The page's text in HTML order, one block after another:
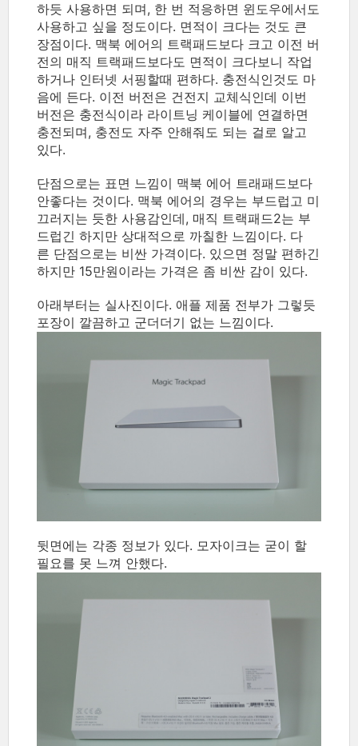
하듯 사용하면 되며, 한 번 적응하면 윈도우에서도
사용하고 싶을 정도이다. 면적이 크다는 것도 큰
장점이다. 맥북 에어의 트랙패드보다 크고 이전 버
전의 매직 트랙패드보다도 면적이 크다보니 작업
하거나 인터넷 서핑할때 편하다. 충전식인것도 마
음에 든다. 이전 버전은 건전지 교체식인데 이번
버전은 충전식이라 라이트닝 케이블에 연결하면
충전되며, 충전도 자주 안해줘도 되는 걸로 알고
있다.
단점으로는 표면 느낌이 맥북 에어 트래패드보다
안좋다는 것이다. 맥북 에어의 경우는 부드럽고 미
끄러지는 듯한 사용감인데, 매직 트랙패드2는 부
드럽긴 하지만 상대적으로 까칠한 느낌이다. 다
른 단점으로는 비싼 가격이다. 있으면 정말 편하긴
하지만 15만원이라는 가격은 좀 비싼 감이 있다.
아래부터는 실사진이다. 애플 제품 전부가 그렇듯
포장이 깔끔하고 군더더기 없는 느낌이다.
뒷면에는 각종 정보가 있다. 모자이크는 굳이 할
필요를 못 느껴 안했다.